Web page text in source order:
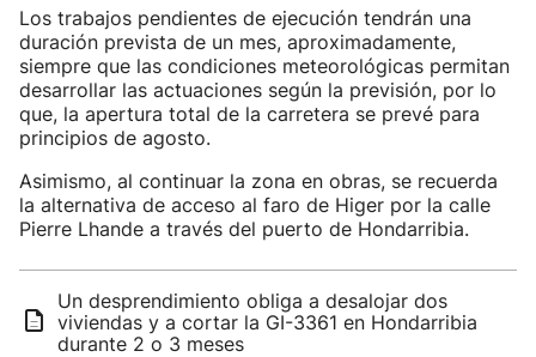
Los trabajos pendientes de ejecución tendrán una
duración prevista de un mes, aproximadamente,
siempre que las condiciones meteorológicas permitan
desarrollar las actuaciones según la previsión, por lo
que, la apertura total de la carretera se prevé para
principios de agosto.
Asimismo, al continuar la zona en obras, se recuerda
la alternativa de acceso al faro de Higer por la calle
Pierre Lhande a través del puerto de Hondarribia.
Un desprendimiento obliga a desalojar dos
viviendas y a cortar la GI-3361 en Hondarribia
durante 2 o 3 meses